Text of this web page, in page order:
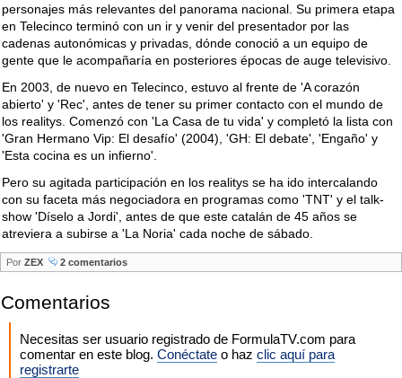
personajes más relevantes del panorama nacional. Su primera etapa
en Telecinco terminó con un ir y venir del presentador por las
cadenas autonómicas y privadas, dónde conoció a un equipo de
gente que le acompañaría en posteriores épocas de auge televisivo.
En 2003, de nuevo en Telecinco, estuvo al frente de 'A corazón
abierto' y 'Rec', antes de tener su primer contacto con el mundo de
los realitys. Comenzó con 'La Casa de tu vida' y completó la lista con
'Gran Hermano Vip: El desafío' (2004), 'GH: El debate', 'Engaño' y
'Esta cocina es un infierno'.
Pero su agitada participación en los realitys se ha ido intercalando
con su faceta más negociadora en programas como 'TNT' y el talk-
show 'Díselo a Jordi', antes de que este catalán de 45 años se
atreviera a subirse a 'La Noria' cada noche de sábado.
Por ZEX 2 comentarios
Comentarios
Necesitas ser usuario registrado de FormulaTV.com para
comentar en este blog. Conéctate o haz clic aquí para
registrarte